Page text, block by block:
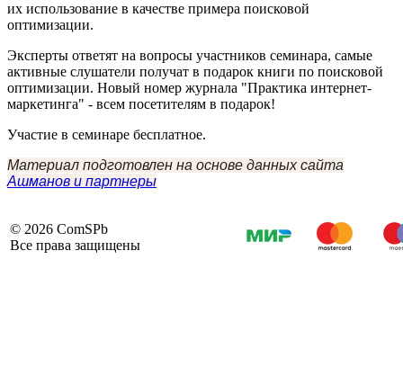
их использование в качестве примера поисковой
оптимизации.
Эксперты ответят на вопросы участников семинара, самые
активные слушатели получат в подарок книги по поисковой
оптимизации. Новый номер журнала "Практика интернет-
маркетинга" - всем посетителям в подарок!
Участие в семинаре бесплатное.
Материал подготовлен на основе данных сайта
Ашманов и партнеры
© 2026 ComSPb
Все права защищены